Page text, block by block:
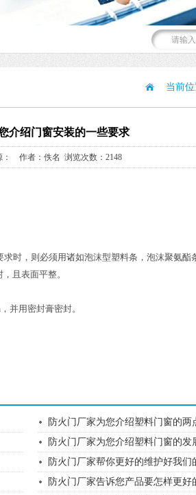
当前
介绍门窗安装的一些要求
： 作者：佚名 浏览次数：2148
时，则必须用诸如泡沫型塑料条，泡沫聚氨酯
且表面平整。
并用密封膏密封。
防火门厂家为您介绍塑料门窗的两
防火门厂家为您介绍塑料门窗的发
防火门厂家帮你更好的维护好我们
防火门厂家告诉您产品要怎样更好